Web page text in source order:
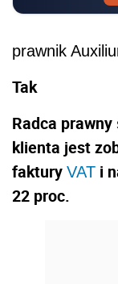
prawnik
Tak
Radca
klienta jest
faktury VAT i
22 proc.